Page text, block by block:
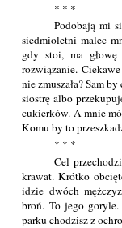
* * *
Podobają mi
siedmioletni malec
gdy stoi, ma
rozwiązanie.
nie zmuszała? Sam
siostrę albo
cukierków. A mnie
Komu by to
* * *
Cel
krawat. Krótko
idzie dwóch
broń. To jego goryle.
parku chodzisz z